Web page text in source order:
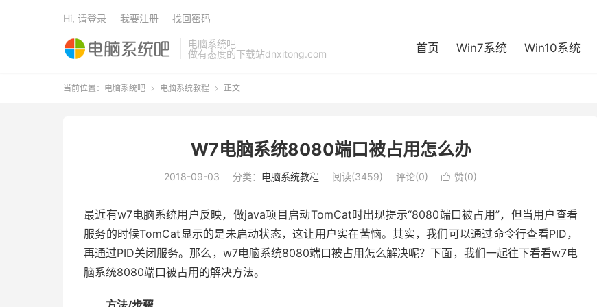
电脑系统吧
做有态度的下载站dnxitong.com
首页 Win7系统 Win10系统
Hi, 请登录 我要注册 找回密码
当前位置： 电脑系统吧  电脑系统教程  正文
W7电脑系统8080端口被占用怎么办
2018-09-03 分类： 电脑系统教程 阅读(3459) 评论(0)  赞(0)
最近有w7电脑系统用户反映，做java项目启动TomCat时出现提示“8080端口被占用”，但当用户查看
服务的时候TomCat显示的是未启动状态，这让用户实在苦恼。其实，我们可以通过命令行查看PID，
再通过PID关闭服务。那么，w7电脑系统8080端口被占用怎么解决呢？下面，我们一起往下看看w7电
脑系统8080端口被占用的解决方法。